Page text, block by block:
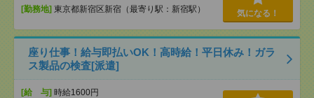
[勤務地] 東京都新宿区新宿（最寄り駅：新宿駅） 気になる！
座り仕事！給与即払いOK！高時給！平日休み！ガラ
ス製品の検査[派遣]
[給 与] 時給1600円